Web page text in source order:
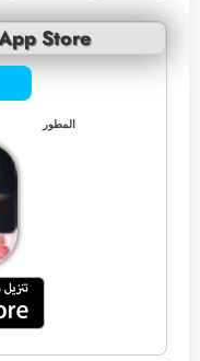
Store
المطور